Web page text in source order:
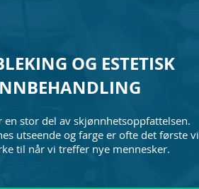
OG ESTETISK
en stor del av skjønnhetsoppfattelsen.
utseende og farge er ofte det første vi
til når vi treffer nye mennesker.